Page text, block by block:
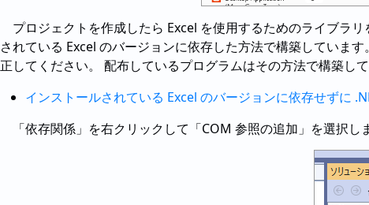
プロジェクトを作成したら Excel を使用するためのライブラ
されている Excel のバージョンに依存した方法で構築していま
正してください。 配布しているプログラムはその方法で構築して
インストールされている Excel のバージョンに依存せずに
「依存関係」を右クリックして「COM 参照の追加」を選択し